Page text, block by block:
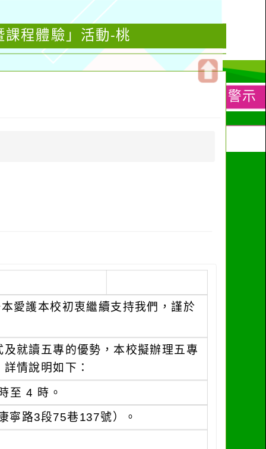
程體驗」活動-桃
愛護本校初衷繼續支持我們，謹於
就讀五專的優勢，本校擬辦理五專
情說明如下：
至 4 時。
寧路3段75巷137號）。